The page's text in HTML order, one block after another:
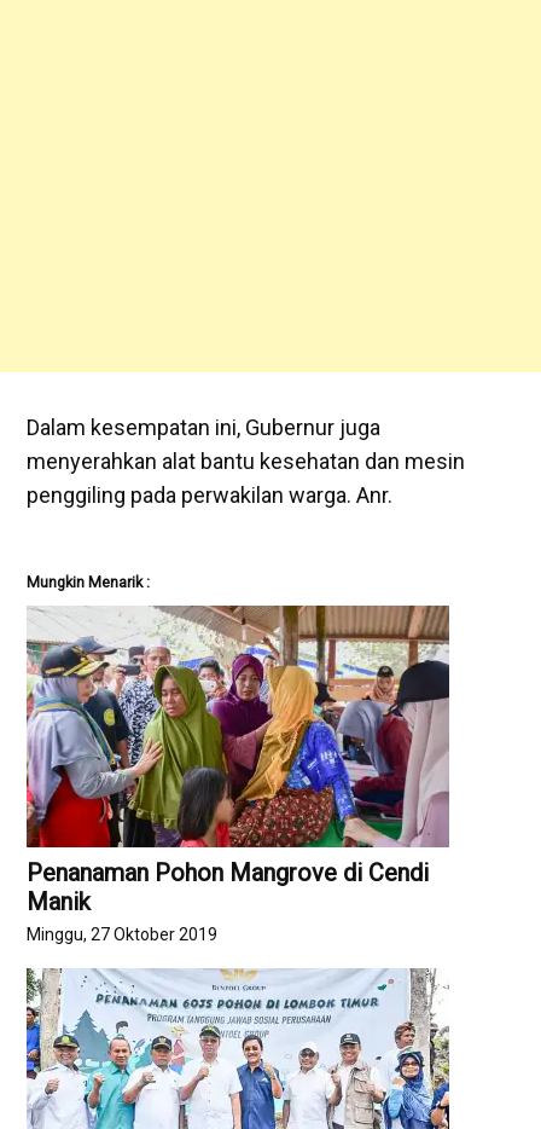
Dalam kesempatan ini, Gubernur juga
menyerahkan alat bantu kesehatan dan mesin
penggiling pada perwakilan warga. Anr.
Mungkin Menarik :
Penanaman Pohon Mangrove di Cendi
Manik
Minggu, 27 Oktober 2019